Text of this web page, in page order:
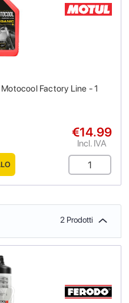
Factory Line - 1
€14.99
Incl. IVA
2 Prodotti